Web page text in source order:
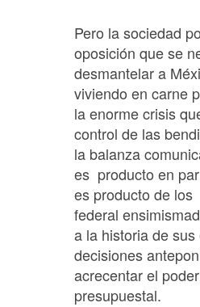
Pero la sociedad
oposición que se
desmantelar a
viviendo en carne
la enorme crisis
control de las
la balanza
es producto en
es producto de
federal
a la historia de
decisiones
acrecentar el
presupuestal.